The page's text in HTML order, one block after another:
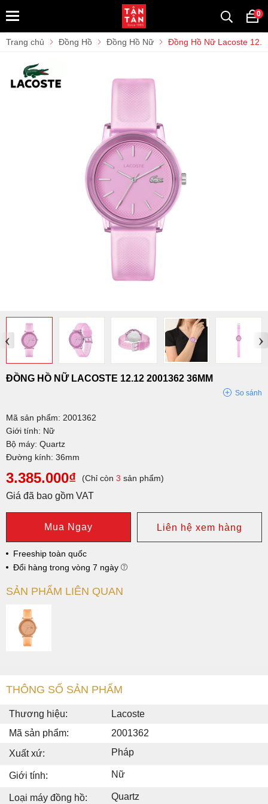
0
Trang chủ Đồng Hồ Đồng Hồ Nữ Đồng Hồ Nữ Lacoste
‹ ›
ĐỒNG HỒ NỮ LACOSTE 12.12 2001362 36MM
So sánh
Mã sản phẩm: 2001362
Giới tính: Nữ
Bộ máy: Quartz
Đường kính: 36mm
3.385.000₫ (Chỉ còn 3 sản phẩm)
Giá đã bao gồm VAT
Mua Ngay Liên hệ xem hàng
Freeship toàn quốc
Đổi hàng trong vòng 7 ngày
SẢN PHẨM LIÊN QUAN
THÔNG SỐ SẢN PHẨM
Thương hiệu:
Lacoste
Mã sản phẩm:
2001362
Xuất xứ:
Pháp
Giới tính: Nữ
Loại máy đồng hồ: Quartz